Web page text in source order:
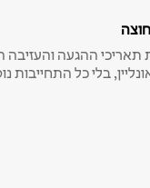
תאריכי ההגעה והעזיבה
בלי כל התחייבות